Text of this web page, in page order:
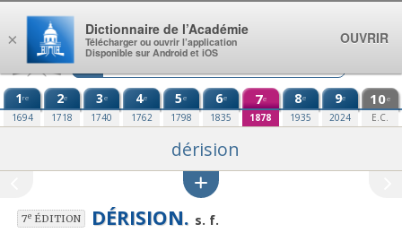
Aller au contenu
1re
1694
2e
1718
3e
1740
4e
1762
5e
1798
6e
1835
7e
1878
8e
1935
9e
2024
10e
E.C.
dérision
7eÉDITION DÉRISION. s. f.
×
Dictionnaire de l’Académie
Télécharger ou ouvrir l’application
Disponible sur Android et iOS
OUVRIR